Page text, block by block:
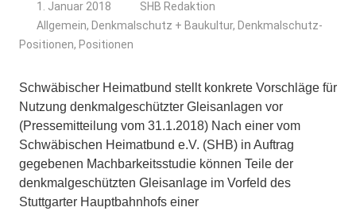
1. Januar 2018
SHB Redaktion
Allgemein, Denkmalschutz + Baukultur, Denkmalschutz-
Positionen, Positionen
Schwäbischer Heimatbund stellt konkrete Vorschläge für
Nutzung denkmalgeschützter Gleisanlagen vor
(Pressemitteilung vom 31.1.2018) Nach einer vom
Schwäbischen Heimatbund e.V. (SHB) in Auftrag
gegebenen Machbarkeitsstudie können Teile der
denkmalgeschützten Gleisanlage im Vorfeld des
Stuttgarter Hauptbahnhofs einer